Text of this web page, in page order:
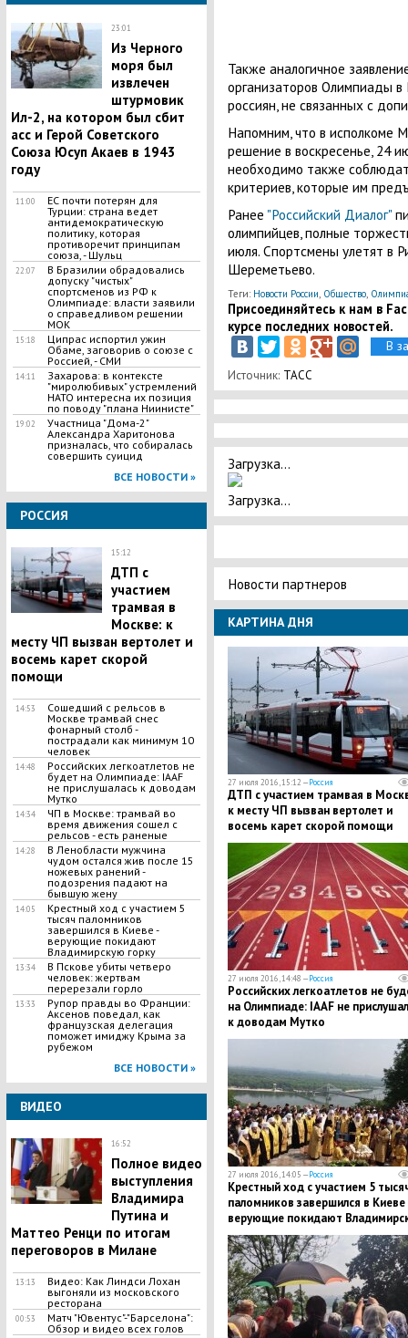
23:01
Из Черного
моря был
извлечен
штурмовик
Ил-2, на котором был сбит
асс и Герой Советского
Союза Юсуп Акаев в 1943
году
11:00
ЕС почти потерян для
Турции: страна ведет
антидемократическую
политику, которая
противоречит принципам
союза, - Шульц
22:07
В Бразилии обрадовались
допуску "чистых"
спортсменов из РФ к
Олимпиаде: власти заявили
о справедливом решении
МОК
15:18
Ципрас испортил ужин
Обаме, заговорив о союзе с
Россией, - СМИ
14:11
Захарова: в контексте
"миролюбивых" устремлений
НАТО интересна их позиция
по поводу "плана Ниинисте"
19:02
Участница "Дома-2"
Александра Харитонова
призналась, что собиралась
совершить суицид
ВСЕ НОВОСТИ »
РОССИЯ
15:12
ДТП с
участием
трамвая в
Москве: к
месту ЧП вызван вертолет и
восемь карет скорой
помощи
14:53
Сошедший с рельсов в
Москве трамвай снес
фонарный столб -
пострадали как минимум 10
человек
14:48
Российских легкоатлетов не
будет на Олимпиаде: IAAF
не прислушалась к доводам
Мутко
14:34
ЧП в Москве: трамвай во
время движения сошел с
рельсов - есть раненые
14:28
В Ленобласти мужчина
чудом остался жив после 15
ножевых ранений -
подозрения падают на
бывшую жену
14:05
Крестный ход с участием 5
тысяч паломников
завершился в Киеве -
верующие покидают
Владимирскую горку
13:34
В Пскове убиты четверо
человек: жертвам
перерезали горло
13:33
Рупор правды во Франции:
Аксенов поведал, как
французская делегация
поможет имиджу Крыма за
рубежом
ВСЕ НОВОСТИ »
ВИДЕО
16:52
Полное видео
выступления
Владимира
Путина и
Маттео Ренци по итогам
переговоров в Милане
13:13
Видео: Как Линдси Лохан
выгоняли из московского
ресторана
00:53
Матч "Ювентус"-"Барселона":
Обзор и видео всех голов
Также аналогичное
организаторов Олимпиады в
россиян, не связанных с
Напомним, что в исполкоме
решение в воскресенье, 24
необходимо также
критериев, которые им
Ранее "Российский Диалог"
олимпийцев, полные
июля. Спортсмены улетят в
Шереметьево.
Теги: Новости России Общество,
Присоединяйтесь к нам в
курсе последних новостей.
В
Источник: ТАСС
Загрузка...
Загрузка...
Новости партнеров
КАРТИНА ДНЯ
27 июля 2016, 15:12 —Россия
ДТП с участием трамвая в
к месту ЧП вызван вертолет и
восемь карет скорой помощи
27 июля 2016, 14:48 —Россия
Российских легкоатлетов не
на Олимпиаде: IAAF не
к доводам Мутко
27 июля 2016, 14:05 —Россия
Крестный ход с участием 5
паломников завершился в Киеве
верующие покидают
горку